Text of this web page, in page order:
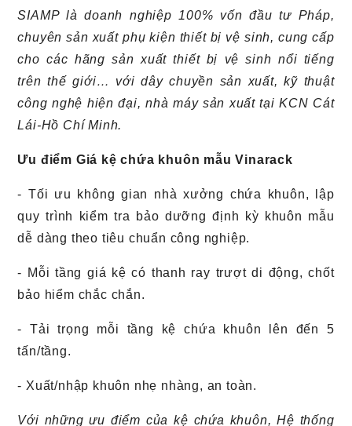
SIAMP là doanh nghiệp 100% vốn đầu tư Pháp,
chuyên sản xuất phụ kiện thiết bị vệ sinh, cung cấp
cho các hãng sản xuất thiết bị vệ sinh nổi tiếng
trên thế giới… với dây chuyền sản xuất, kỹ thuật
công nghệ hiện đại, nhà máy sản xuất tại KCN Cát
Lái-Hồ Chí Minh.
Ưu điểm Giá kệ chứa khuôn mẫu Vinarack
- Tối ưu không gian nhà xưởng chứa khuôn, lập
quy trình kiểm tra bảo dưỡng định kỳ khuôn mẫu
dễ dàng theo tiêu chuẩn công nghiệp.
- Mỗi tầng giá kệ có thanh ray trượt di động, chốt
bảo hiểm chắc chắn.
- Tải trọng mỗi tầng kệ chứa khuôn lên đến 5
tấn/tầng.
- Xuất/nhập khuôn nhẹ nhàng, an toàn.
Với những ưu điểm của kệ chứa khuôn, Hệ thống